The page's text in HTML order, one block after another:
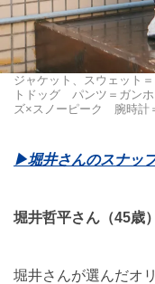
ジャケット、スウェット
トドッグ パンツ＝ガン
ズ×スノーピーク 腕時計
▶︎堀井さんのスナッ
堀井哲平さん（45歳）
堀井さんが選んだオ